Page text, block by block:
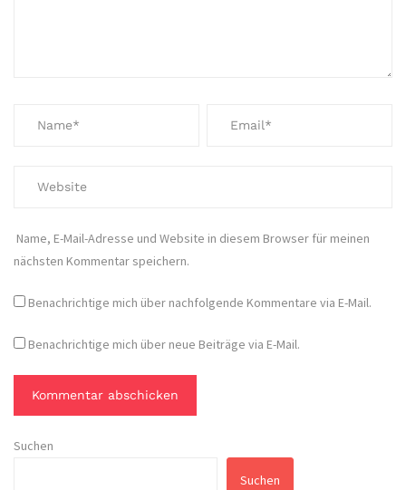
Name, E-Mail-Adresse und Website in diesem Browser für meinen
nächsten Kommentar speichern.
Benachrichtige mich über nachfolgende Kommentare via E-Mail.
Benachrichtige mich über neue Beiträge via E-Mail.
Suchen
Suchen